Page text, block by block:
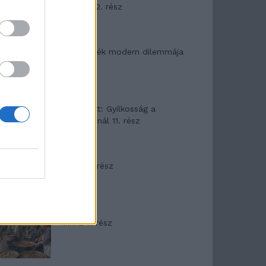
mítosza 2. rész
Az ereklyék modern dilemmája
T. Barnett: Gyilkosság a
Garda-tónál 11. rész
Minka 8. rész
Minka 7. rész